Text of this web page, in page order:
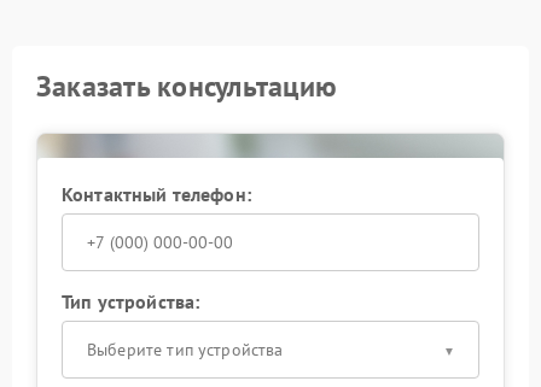
Заказать консультацию
Контактный телефон:
Тип устройства:
Выберите тип устройства